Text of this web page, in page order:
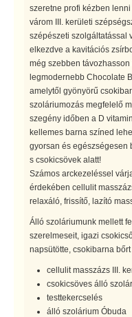
szeretne profi kézben
várom III. kerületi
szépészeti szolgáltatással
elkezdve a kavitációs
még szebben
legmodernebb Chocolate
amelytől gyönyörű
szoláriumozás megfelelő
szegény időben a D
kellemes barna színed
gyorsan és egészségesen
s csokicsövek alatt!
Számos arckezeléssel
érdekében cellulit
relaxáló, frissítő, lazító
Álló szoláriumunk mellett
szerelmeseit, igazi
napsütötte, csokibarna
cellulit masszázs III.
csokicsöves álló
testtekercselés
álló szolárium Óbuda